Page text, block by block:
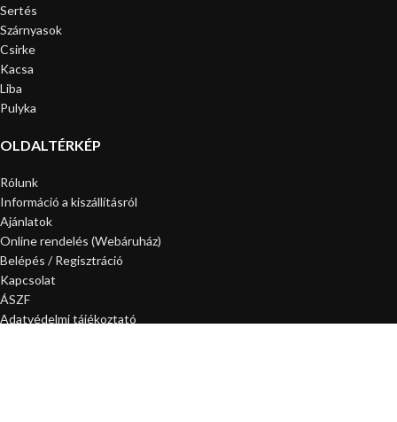
Sertés
Szárnyasok
Csirke
Kacsa
Liba
Pulyka
OLDALTÉRKÉP
Rólunk
Információ a kiszállításról
Ajánlatok
Online rendelés (Webáruház)
Belépés / Regisztráció
Kapcsolat
ÁSZF
Adatvédelmi tájékoztató